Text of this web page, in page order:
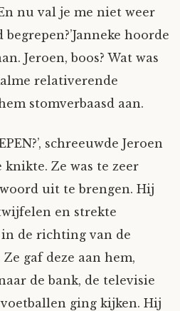
nu val je me niet weer
hoorde
Jeroen, boos? Wat was
relativerende
stomverbaasd aan.
schreeuwde Jeroen
knikte. Ze was te zeer
uit te brengen. Hij
en strekte
de richting van de
gaf deze aan hem,
de bank, de televisie
ging kijken. Hij